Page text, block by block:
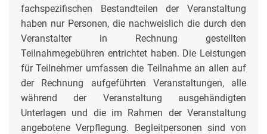
fachspezifischen Bestandteilen der Veranstaltung
haben nur Personen, die nachweislich die durch den
Veranstalter in Rechnung gestellten
Teilnahmegebühren entrichtet haben. Die Leistungen
für Teilnehmer umfassen die Teilnahme an allen auf
der Rechnung aufgeführten Veranstaltungen, alle
während der Veranstaltung ausgehändigten
Unterlagen und die im Rahmen der Veranstaltung
angebotene Verpflegung. Begleitpersonen sind von